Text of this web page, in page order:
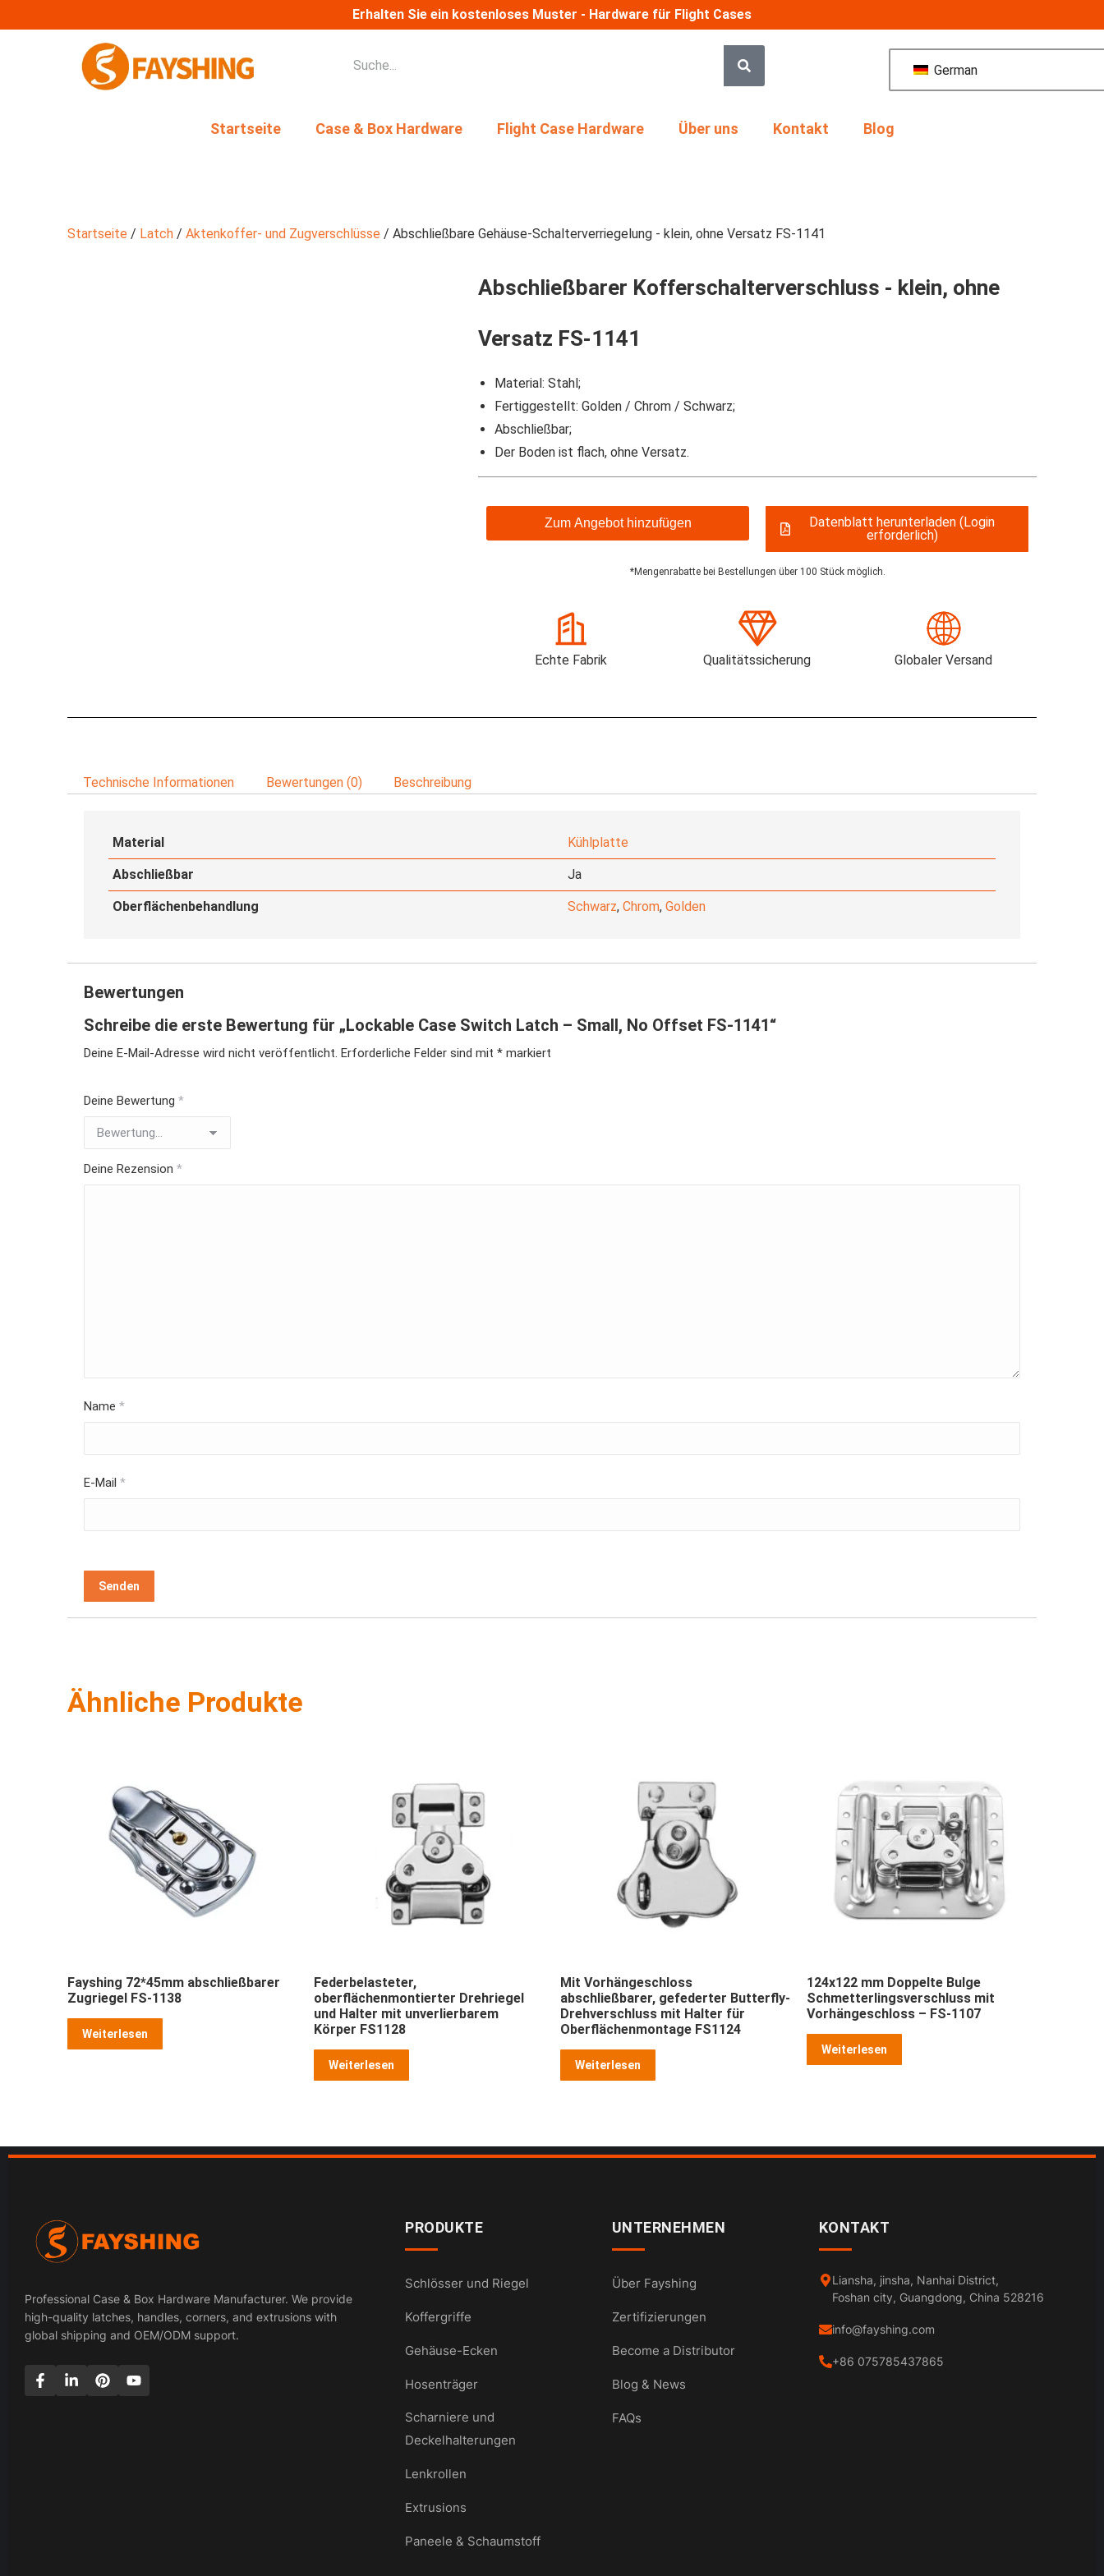
Erhalten Sie ein kostenloses Muster - Hardware für Flight Cases
German
Startseite Case & Box Hardware Flight Case Hardware Über uns Kontakt Blog
Startseite / Latch / Aktenkoffer- und Zugverschlüsse / Abschließbare Gehäuse-Schalterverriegelung - klein, ohne Versatz FS-1141
Abschließbarer Kofferschalterverschluss - klein, ohne
Versatz FS-1141
Material: Stahl;
Fertiggestellt: Golden / Chrom / Schwarz;
Abschließbar;
Der Boden ist flach, ohne Versatz.
Zum Angebot hinzufügen
Datenblatt herunterladen (Login
erforderlich)
*Mengenrabatte bei Bestellungen über 100 Stück möglich.
Echte Fabrik Qualitätssicherung Globaler Versand
Technische Informationen Bewertungen (0) Beschreibung
Material Kühlplatte
Abschließbar Ja
Oberflächenbehandlung Schwarz, Chrom, Golden
Bewertungen
Schreibe die erste Bewertung für „Lockable Case Switch Latch – Small, No Offset FS-1141“
Deine E-Mail-Adresse wird nicht veröffentlicht. Erforderliche Felder sind mit * markiert
Deine Bewertung *
Deine Rezension *
Name *
E-Mail *
Ähnliche Produkte
Fayshing 72*45mm abschließbarer
Zugriegel FS-1138
Weiterlesen
Federbelasteter,
oberflächenmontierter Drehriegel
und Halter mit unverlierbarem
Körper FS1128
Weiterlesen
Mit Vorhängeschloss
abschließbarer, gefederter Butterfly-
Drehverschluss mit Halter für
Oberflächenmontage FS1124
Weiterlesen
124x122 mm Doppelte Bulge
Schmetterlingsverschluss mit
Vorhängeschloss – FS-1107
Weiterlesen
Professional Case & Box Hardware Manufacturer. We provide
high-quality latches, handles, corners, and extrusions with
global shipping and OEM/ODM support.
PRODUKTE
Schlösser und Riegel
Koffergriffe
Gehäuse-Ecken
Hosenträger
Scharniere und
Deckelhalterungen
Lenkrollen
Extrusions
Paneele & Schaumstoff
UNTERNEHMEN
Über Fayshing
Zertifizierungen
Become a Distributor
Blog & News
FAQs
KONTAKT
Liansha, jinsha, Nanhai District,
Foshan city, Guangdong, China 528216
info@fayshing.com
+86 075785437865